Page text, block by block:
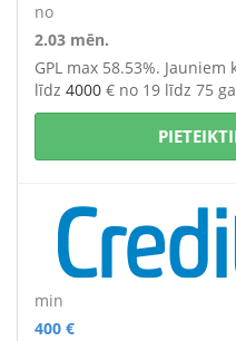
no
2.03 mēn.
GPL max 58.53%.
līdz 4000 € no 19 līdz 75
min
400 €